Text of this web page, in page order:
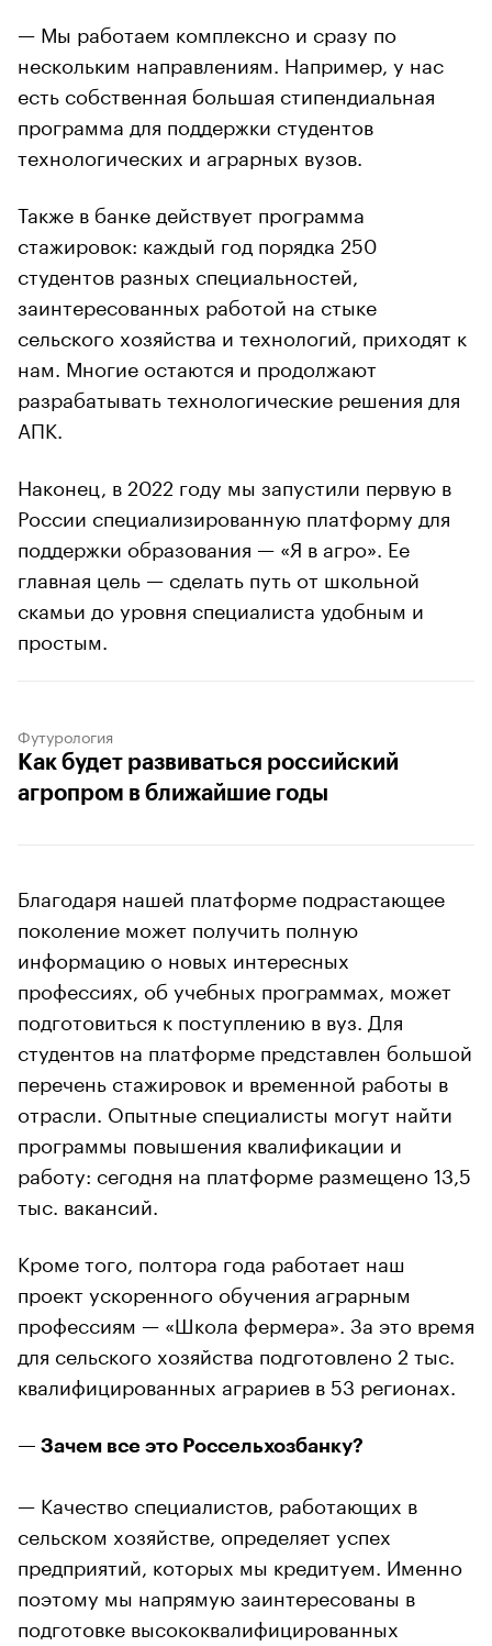
— Мы работаем комплексно и сразу по
нескольким направлениям. Например, у нас
есть собственная большая стипендиальная
программа для поддержки студентов
технологических и аграрных вузов.
Также в банке действует программа
стажировок: каждый год порядка 250
студентов разных специальностей,
заинтересованных работой на стыке
сельского хозяйства и технологий, приходят к
нам. Многие остаются и продолжают
разрабатывать технологические решения для
АПК.
Наконец, в 2022 году мы запустили первую в
России специализированную платформу для
поддержки образования — «Я в агро». Ее
главная цель — сделать путь от школьной
скамьи до уровня специалиста удобным и
простым.
Футурология
Как будет развиваться российский
агропром в ближайшие годы
Благодаря нашей платформе подрастающее
поколение может получить полную
информацию о новых интересных
профессиях, об учебных программах, может
подготовиться к поступлению в вуз. Для
студентов на платформе представлен большой
перечень стажировок и временной работы в
отрасли. Опытные специалисты могут найти
программы повышения квалификации и
работу: сегодня на платформе размещено 13,5
тыс. вакансий.
Кроме того, полтора года работает наш
проект ускоренного обучения аграрным
профессиям — «Школа фермера». За это время
для сельского хозяйства подготовлено 2 тыс.
квалифицированных аграриев в 53 регионах.
— Зачем все это Россельхозбанку?
— Качество специалистов, работающих в
сельском хозяйстве, определяет успех
предприятий, которых мы кредитуем. Именно
поэтому мы напрямую заинтересованы в
подготовке высококвалифицированных